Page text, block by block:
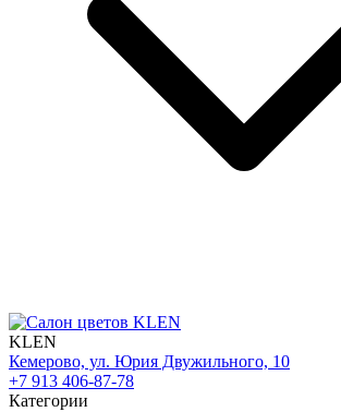
KLEN
Кемерово, ул. Юрия Двужильного, 10
+7 913 406-87-78
Категории